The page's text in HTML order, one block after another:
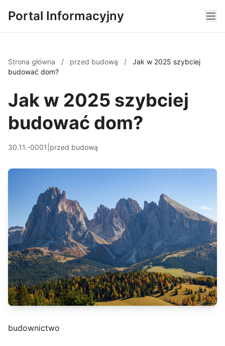
Portal Informacyjny
Strona główna / przed budową /
Jak w 2025 szybciej
budować dom?
Jak w 2025 szybciej
budować dom?
30.11.-0001 przed budową
budownictwo